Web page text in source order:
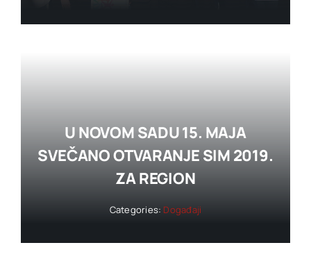
U NOVOM SADU 15. MAJA
SVEČANO OTVARANJE SIM 2019.
ZA REGION
Categories: Događaji